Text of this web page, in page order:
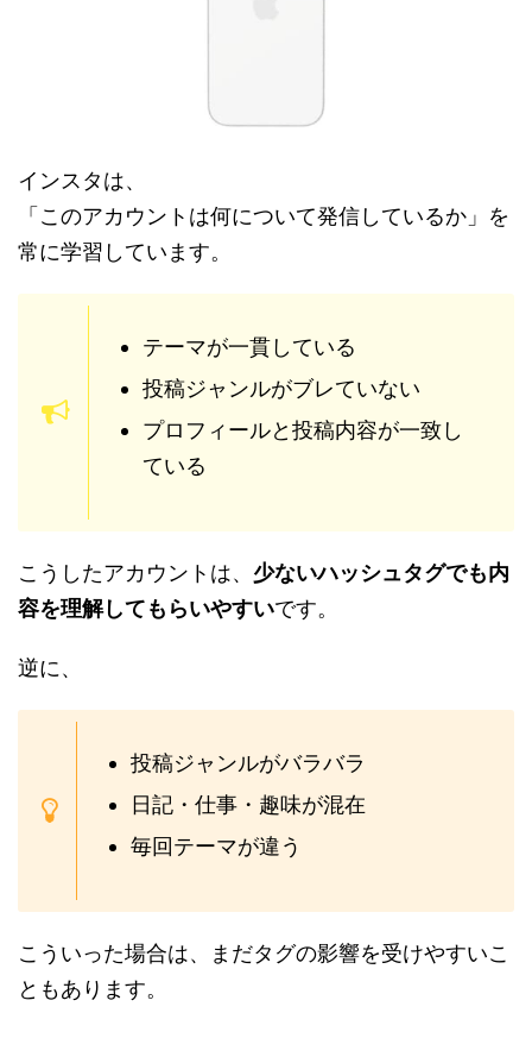
インスタは、
「このアカウントは何について発信しているか」を
常に学習しています。
テーマが一貫している
投稿ジャンルがブレていない
プロフィールと投稿内容が一致し
ている
こうしたアカウントは、 少ないハッシュタグでも内
容を理解してもらいやすいです。
逆に、
投稿ジャンルがバラバラ
日記・仕事・趣味が混在
毎回テーマが違う
こういった場合は、まだタグの影響を受けやすいこ
ともあります。